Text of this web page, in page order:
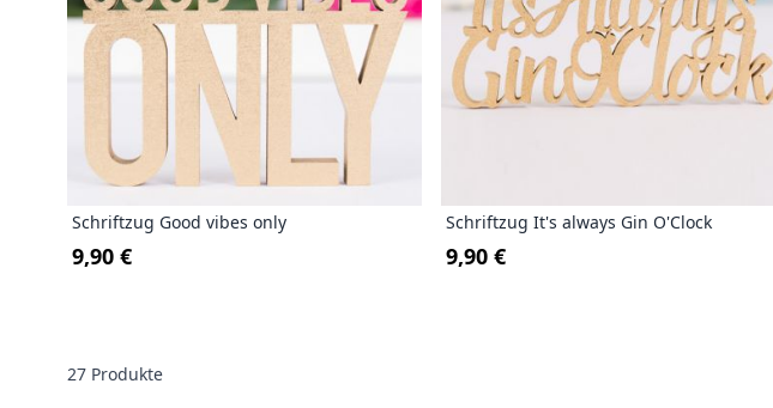
Schriftzug Good vibes only
9,90 €
Schriftzug It's always Gin O'Clock
9,90 €
27 Produkte